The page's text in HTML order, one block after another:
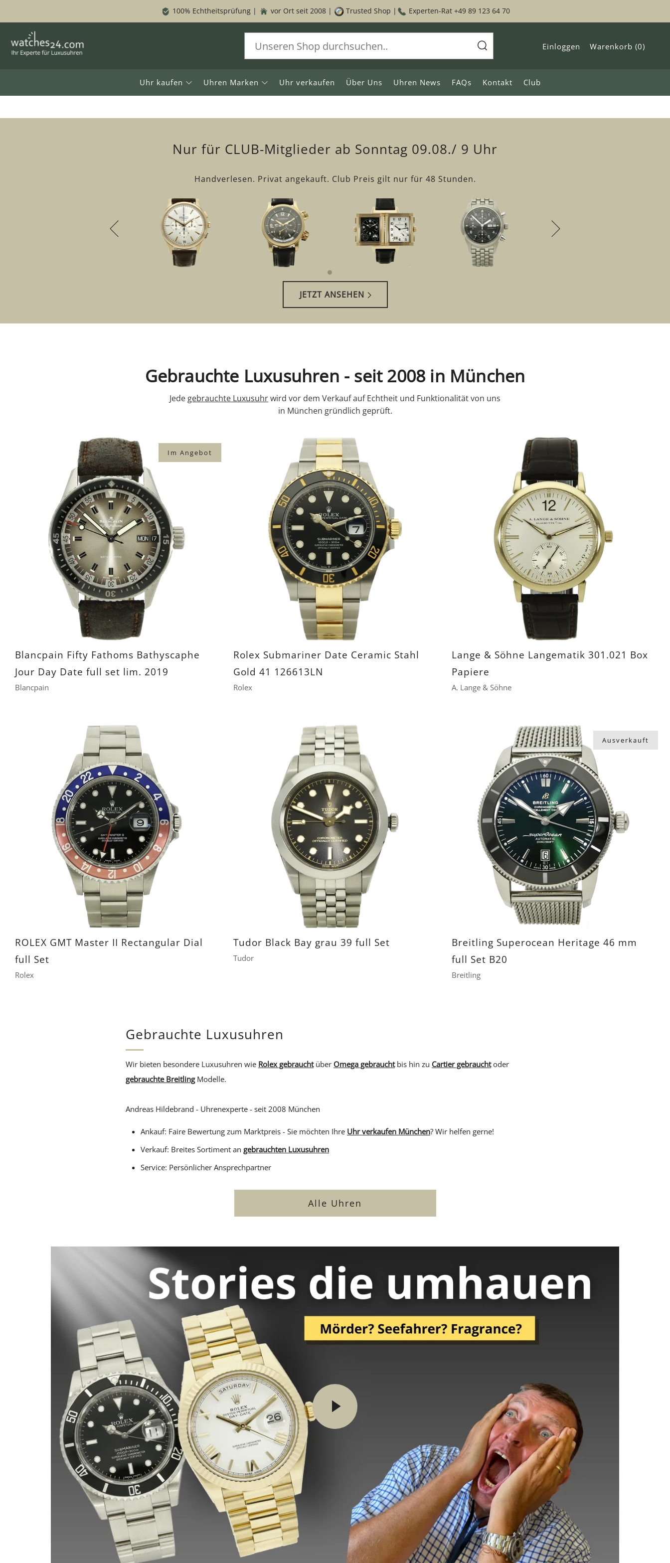
100% Echtheitsprüfung | vor Ort seit 2008 | Trusted Shop | Experten-Rat +49 89 123 64 70
Uhr kaufen Uhren Marken Uhr verkaufen Über Uns Uhren News FAQs Kontakt Club
Einloggen Warenkorb (0)
Von Generationen, für Generationen
Uhr kaufen Uhr verkaufen
Nur für CLUB-Mitglieder ab Sonntag 09.08./ 9 Uhr
Handverlesen. Privat angekauft. Club Preis gilt nur für 48 Stunden.
JETZT ANSEHEN
Gebrauchte Luxusuhren - seit 2008 in München
Jede gebrauchte Luxusuhrwird vor dem Verkauf auf Echtheit und Funktionalität von uns
in München gründlich geprüft.
Im Angebot
Blancpain Fifty Fathoms Bathyscaphe
Jour Day Date full set lim. 2019
Blancpain
Rolex Submariner Date Ceramic Stahl
Gold 41 126613LN
Rolex
Lange & Söhne Langematik 301.021 Box
Papiere
A. Lange & Söhne
ROLEX GMT Master II Rectangular Dial
full Set
Rolex
Tudor Black Bay grau 39 full Set
Tudor
Ausverkauft
Breitling Superocean Heritage 46 mm
full Set B20
Breitling
Gebrauchte Luxusuhren
Wir bieten besondere Luxusuhren wie Rolex gebrauchtüber Omega gebrauchtbis hin zu Cartier gebrauchtoder
gebrauchte BreitlingModelle.
Andreas Hildebrand - Uhrenexperte - seit 2008 München
Ankauf: Faire Bewertung zum Marktpreis - Sie möchten Ihre Uhr verkaufen München? Wir helfen gerne!
Verkauf: Breites Sortiment an gebrauchten Luxusuhren
Service: Persönlicher Ansprechpartner
Alle Uhren